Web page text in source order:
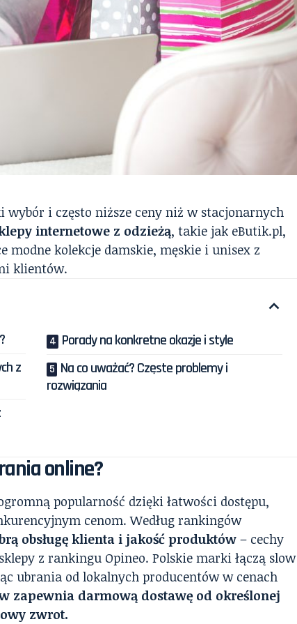
wybór i często niższe ceny niż w stacjonarnych
internetowe z odzieżą, takie jak eButik.pl,
modne kolekcje damskie, męskie i unisex z
klientów.
z
Porady na konkretne okazje i style
Na co uważać? Częste problemy i
rozwiązania
online?
popularność dzięki łatwości dostępu,
cenom. Według rankingów
obsługę klienta i jakość produktów – cechy
z rankingu Opineo. Polskie marki łączą slow
ubrania od lokalnych producentów w cenach
zapewnia darmową dostawę od określonej
zwrot.